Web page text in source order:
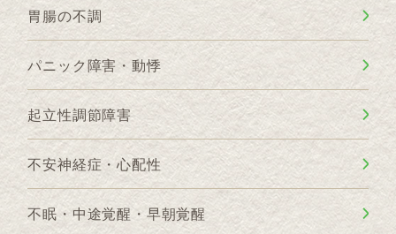
胃腸の不調
パニック障害・動悸
起立性調節障害
不安神経症・心配性
不眠・中途覚醒・早朝覚醒